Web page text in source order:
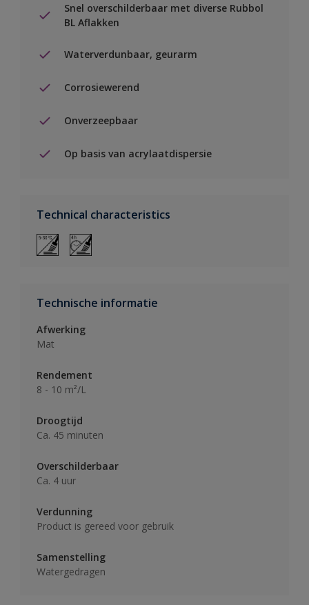
Snel overschilderbaar met diverse Rubbol
BL Aflakken
Waterverdunbaar, geurarm
Corrosiewerend
Onverzeepbaar
Op basis van acrylaatdispersie
Technical characteristics
Technische informatie
Afwerking
Mat
Rendement
8 - 10 m²/L
Droogtijd
Ca. 45 minuten
Overschilderbaar
Ca. 4 uur
Verdunning
Product is gereed voor gebruik
Samenstelling
Watergedragen